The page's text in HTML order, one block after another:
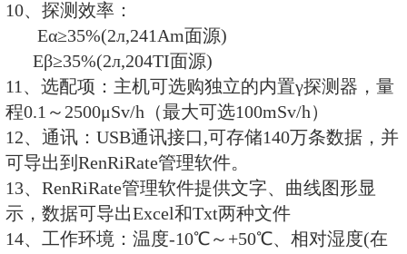
4、超阈值、电池失效及探头故障
5、可保存140万条测量数据；标配
技术指标
1、测量射线类型：测量α、β(γ)射
2、探测器类型：双闪探测器
闪烁体晶体